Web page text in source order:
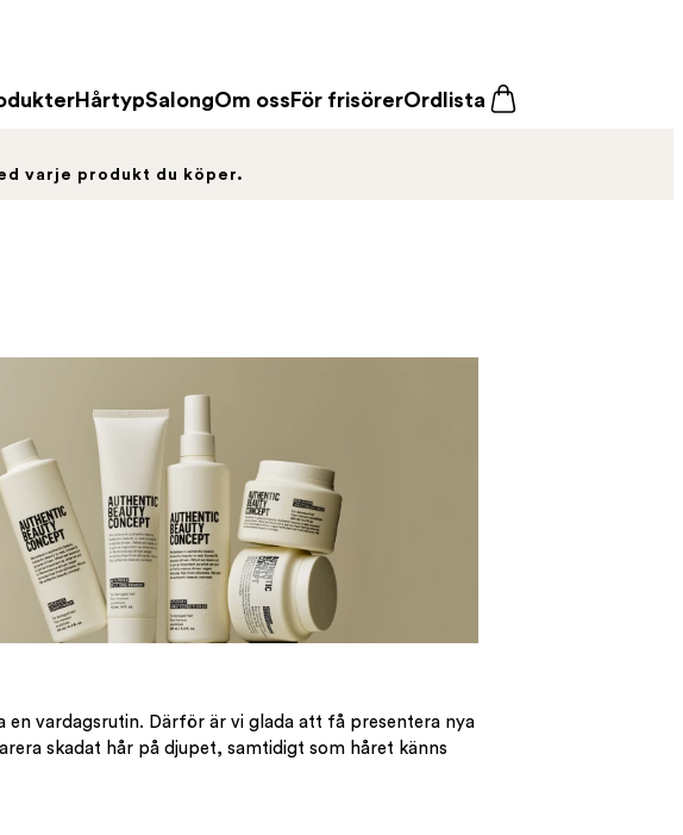
HårtypSalongOm oss För frisörerOrdlista
varje produkt du köper.
en vardagsrutin. Därför är vi glada att få presentera nya
skadat hår på djupet, samtidigt som håret känns